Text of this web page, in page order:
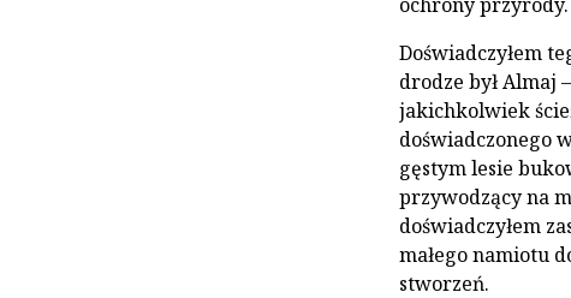
Doświadczyłem
drodze był Almaj
jakichkolwiek
doświadczonego
gęstym lesie
przywodzący na
doświadczyłem
małego namiotu
stworzeń.